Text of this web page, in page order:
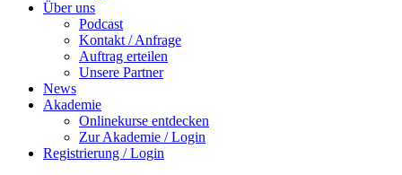
Über uns
Podcast
Kontakt / Anfrage
Auftrag erteilen
Unsere Partner
News
Akademie
Onlinekurse entdecken
Zur Akademie / Login
Registrierung / Login